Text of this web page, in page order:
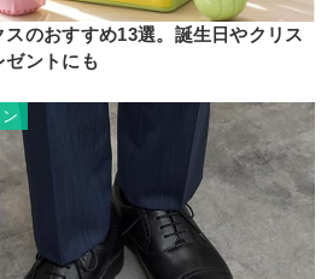
スのおすすめ13選。誕生日やクリス
ゼントにも